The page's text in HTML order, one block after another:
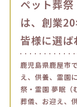
ペット葬祭
は、創業
皆様に選ば
鹿児島県鹿屋市
え、供養、霊園
祭・霊園 夢眠（
葬儀、お迎え、